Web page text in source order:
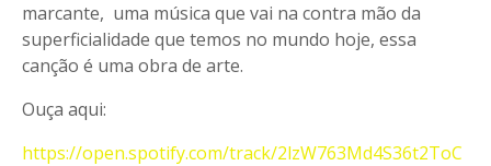
marcante, uma música que vai na contra mão da
superficialidade que temos no mundo hoje, essa
canção é uma obra de arte.
Ouça aqui:
https://open.spotify.com/track/2lzW763Md4S36t2ToC